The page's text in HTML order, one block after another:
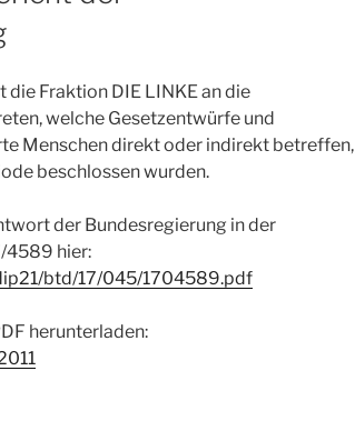
Fraktion DIE LINKE an die
welche Gesetzentwürfe und
Menschen direkt oder indirekt betreffen,
beschlossen wurden.
der Bundesregierung in der
4589 hier:
btd/17/045/1704589.pdf
herunterladen: